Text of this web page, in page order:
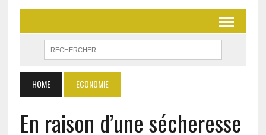
HOME ECONOMIE
En raison d’une sécheresse